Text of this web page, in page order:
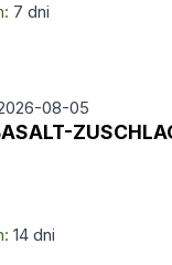
7 dni
08-05
14 dni